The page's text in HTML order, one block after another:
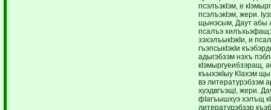
псэлъэкIэм, е
псэлъэкIэм, жери.
щынэсым, Даут абы
псалъэ
зэхэлъыкIэкIи, и
гъэпсыкIэкIи
адыгэбзэм нэхъ
кIэмыргуеибзэращ,
къыхэкIыу КIахэм
вэ литературэбзэм
хуэдвгъэщI, жери.
фIагъышхуэ хэлъщ
литературэбзэр